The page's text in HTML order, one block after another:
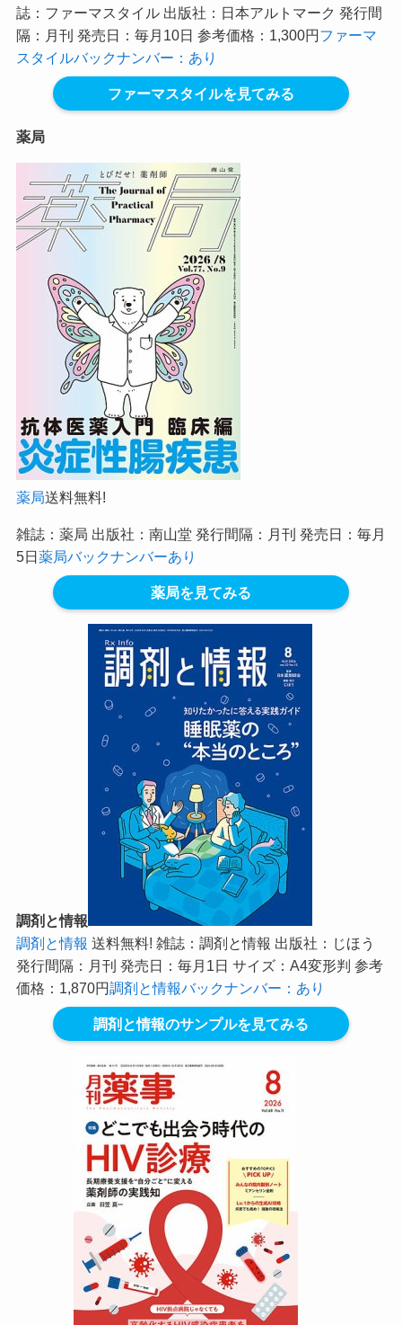
誌：ファーマスタイル 出版社：日本アルトマーク 発行間
隔：月刊 発売日：毎月10日 参考価格：1,300円ファーマ
スタイルバックナンバー：あり
ファーマスタイルを見てみる
薬局
薬局送料無料!
雑誌：薬局 出版社：南山堂 発行間隔：月刊 発売日：毎月
5日薬局バックナンバーあり
薬局を見てみる
調剤と情報
調剤と情報 送料無料! 雑誌：調剤と情報 出版社：じほう
発行間隔：月刊 発売日：毎月1日 サイズ：A4変形判 参考
価格：1,870円調剤と情報バックナンバー：あり
調剤と情報のサンプルを見てみる